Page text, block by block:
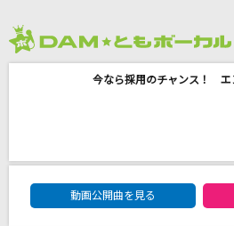
今なら採用のチャンス！ エ
DAM★ともボーカルエント
動画公開曲を見る